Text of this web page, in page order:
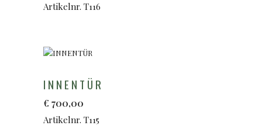
Artikelnr. T116
INNENTÜR
€ 700,00
Artikelnr. T115